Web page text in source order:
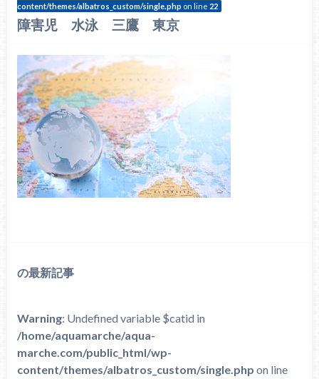
content/themes/albatros_custom/single.php on line 22
障害児 水泳 三鷹 東京
の最新記事
Warning: Undefined variable $catid in
/home/aquamarche/aqua-
marche.com/public_html/wp-
content/themes/albatros_custom/single.php on line